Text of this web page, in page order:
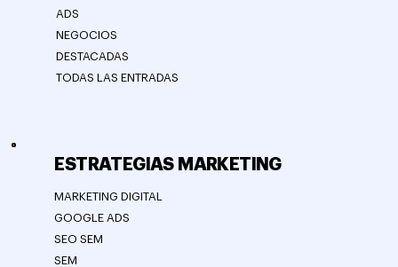
ESTRATEGIAS MARKETING
MARKETING DIGITAL
GOOGLE ADS
SEO SEM
SEM
ADS
NEGOCIOS
DESTACADAS
TODAS LAS ENTRADAS